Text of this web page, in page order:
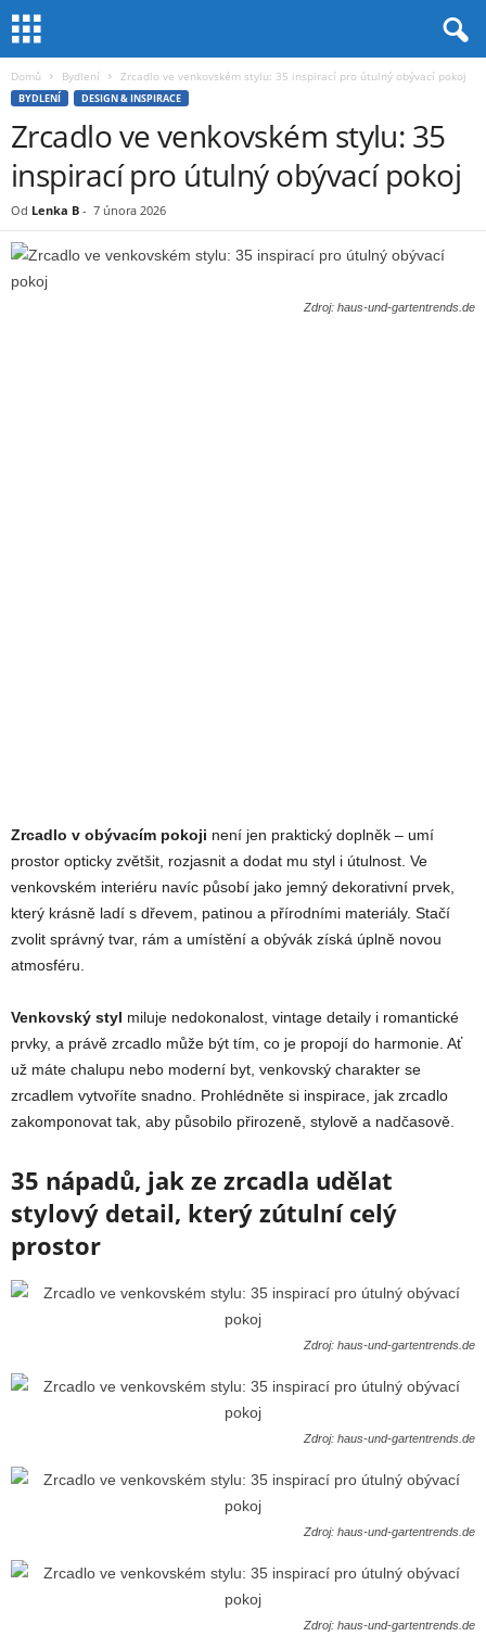
Domů Bydlení Zrcadlo ve venkovském stylu: 35 inspirací pro útulný obývací pokoj
BYDLENÍ DESIGN & INSPIRACE
Zrcadlo ve venkovském stylu: 35
inspirací pro útulný obývací pokoj
Od Lenka B - 7 února 2026
Zdroj: haus-und-gartentrends.de
Zrcadlo v obývacím pokoji není jen praktický doplněk – umí
prostor opticky zvětšit, rozjasnit a dodat mu styl i útulnost. Ve
venkovském interiéru navíc působí jako jemný dekorativní prvek,
který krásně ladí s dřevem, patinou a přírodními materiály. Stačí
zvolit správný tvar, rám a umístění a obývák získá úplně novou
atmosféru.
Venkovský styl miluje nedokonalost, vintage detaily i romantické
prvky, a právě zrcadlo může být tím, co je propojí do harmonie. Ať
už máte chalupu nebo moderní byt, venkovský charakter se
zrcadlem vytvoříte snadno. Prohlédněte si inspirace, jak zrcadlo
zakomponovat tak, aby působilo přirozeně, stylově a nadčasově.
35 nápadů, jak ze zrcadla udělat
stylový detail, který zútulní celý
prostor
Zdroj: haus-und-gartentrends.de
Zdroj: haus-und-gartentrends.de
Zdroj: haus-und-gartentrends.de
Zdroj: haus-und-gartentrends.de